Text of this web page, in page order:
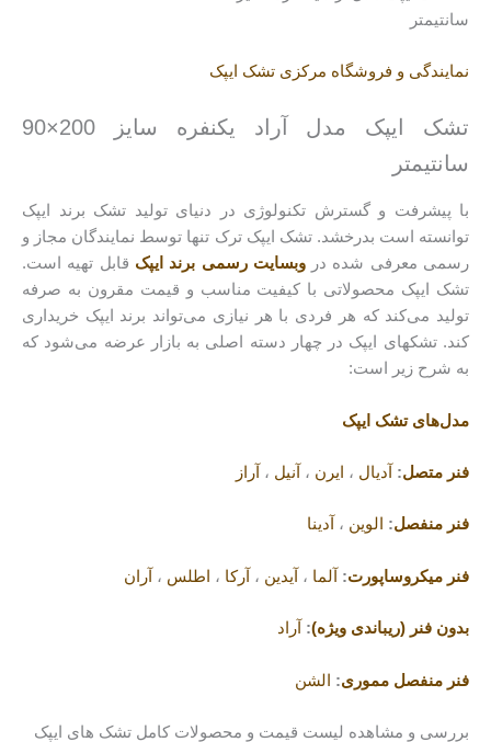
نمایندگی و فروشگاه مرکزی تشک ایپک
تشک ایپک مدل آراد یکنفره سایز 200×90
سانتیمتر
با پیشرفت و گسترش تکنولوژی در دنیای تولید تشک برند ایپک
توانسته است بدرخشد. تشک ایپک ترک تنها توسط نمایندگان مجاز و
رسمی معرفی شده دروبسایت رسمی برند ایپک قابل تهیه است.
تشک ایپک محصولاتی با کیفیت مناسب و قیمت مقرون به صرفه
تولید می‌کند که هر فردی با هر نیازی می‌تواند برند ایپک خریداری
کند. تشکهای ایپک در چهار دسته اصلی به بازار عرضه می‌شود که
به شرح زیر است:
مدل‌های تشک ایپک
فنر متصل: آدیال ، ایرن ، آنیل ، آراز
فنر منفصل: الوین ، آدینا
فنر میکروساپورت: آلما ، آیدین ، آرکا ، اطلس ، آران
بدون فنر (ریباندی ویژه): آراد
فنر منفصل مموری: الشن
بررسی و مشاهده لیست قیمت و محصولات کامل تشک های ایپک